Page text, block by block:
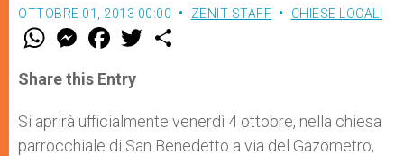
OTTOBRE 01, 2013 00:00 ZENIT STAFF CHIESE LOCALI
W
t
s
p
p
M
e
s
e
g
e
r
F
a
e
b
o
k
w
r
Share this Entry
Si aprirà ufficialmente venerdì 4 ottobre, nella chiesa
parrocchiale di San Benedetto a via del Gazometro,